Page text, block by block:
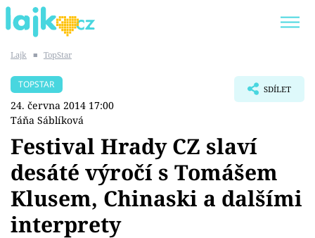
SHOPAHOLICADEL
Témata
Showbyznys
Lajk ■ TopStar
TOPSTAR
24. června 2014 17:00
Táňa Sáblíková
SDÍLET
Festival Hrady CZ slaví
desáté výročí s Tomášem
Klusem, Chinaski a dalšími
interprety